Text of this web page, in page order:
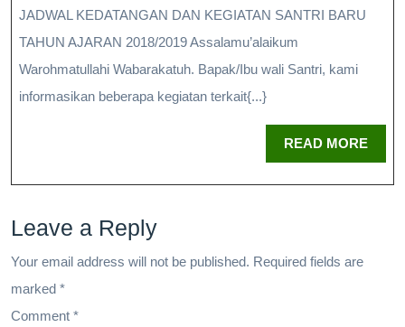
JADWAL KEDATANGAN DAN KEGIATAN SANTRI BARU
TAHUN AJARAN 2018/2019 Assalamu’alaikum
Warohmatullahi Wabarakatuh. Bapak/Ibu wali Santri, kami
informasikan beberapa kegiatan terkait{...}
READ MORE
Leave a Reply
Your email address will not be published. Required fields are
marked *
Comment *